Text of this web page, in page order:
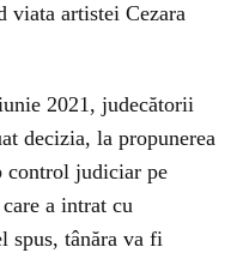
viata artistei Cezara
2021, judecătorii
decizia, la propunerea
control judiciar pe
a intrat cu
spus, tânăra va fi